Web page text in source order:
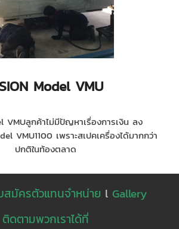
Model VMU
VMUลูกค้าไม่มีปัญหาเรื่องการเงิน ลง
VMU1100 เพราะสเปคเครื่องได้มากกว่า
ปกติในท้องตลาด
สมัครตัวแทนจำหน่าย l Gallery
ติดตามพวกเราได้ที่